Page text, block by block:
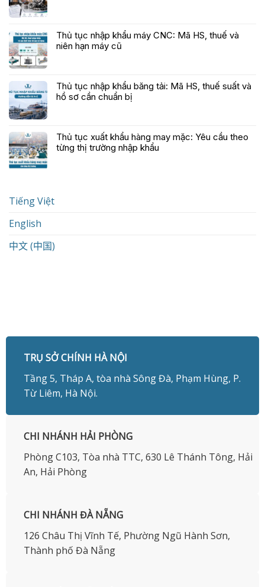
Thủ tục nhập khẩu máy CNC: Mã HS, thuế và
niên hạn máy cũ
Thủ tục nhập khẩu băng tải: Mã HS, thuế suất và
hồ sơ cần chuẩn bị
Thủ tục xuất khẩu hàng may mặc: Yêu cầu theo
từng thị trường nhập khẩu
Tiếng Việt
English
中文 (中国)
TRỤ SỞ CHÍNH HÀ NỘI
Tầng 5, Tháp A, tòa nhà Sông Đà, Phạm Hùng, P.
Từ Liêm, Hà Nội.
CHI NHÁNH HẢI PHÒNG
Phòng C103, Tòa nhà TTC, 630 Lê Thánh Tông, Hải
An, Hải Phòng
CHI NHÁNH ĐÀ NẴNG
126 Châu Thị Vĩnh Tế, Phường Ngũ Hành Sơn,
Thành phố Đà Nẵng